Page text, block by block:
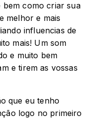
bem como criar sua
melhor e mais
influencias de
mais! Um som
e muito bem
e tirem as vossas
que eu tenho
logo no primeiro